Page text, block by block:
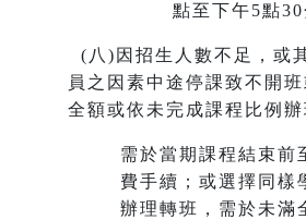
點至下午5點30
( 八)因招生人數不足，或
員之因素中途停課致不開
全額或依未完成課程比例
需於當期課程結束前
費手續；或選擇同樣
辦理轉班，需於未滿